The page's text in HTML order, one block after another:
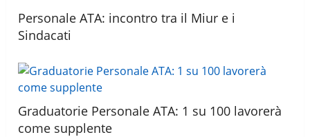
Personale ATA: incontro tra il Miur e i
Sindacati
Graduatorie Personale ATA: 1 su 100 lavorerà
come supplente